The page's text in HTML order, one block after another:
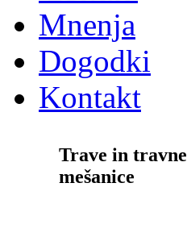
Mnenja
Dogodki
Kontakt
Trave in travne
mešanice